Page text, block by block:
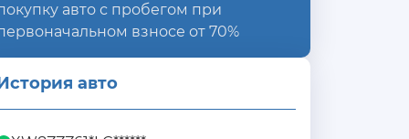
авто с пробегом при
взносе от 70%
авто